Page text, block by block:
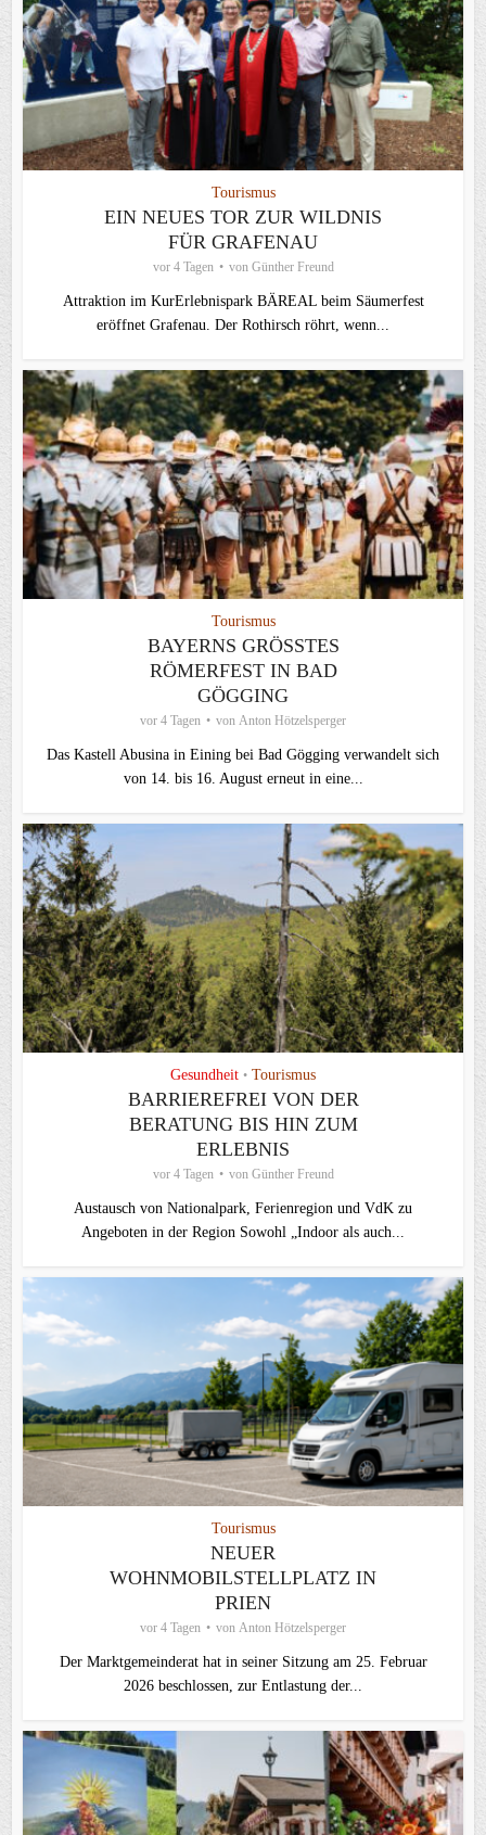
Tourismus
EIN NEUES TOR ZUR WILDNIS
FÜR GRAFENAU
vor 4 Tagen von Günther Freund
Attraktion im KurErlebnispark BÄREAL beim Säumerfest
eröffnet Grafenau. Der Rothirsch röhrt, wenn...
Tourismus
BAYERNS GRÖSSTES R
ÖMERFEST IN BAD G
ÖGGING
vor 4 Tagen von Anton Hötzelsperger
Das Kastell Abusina in Eining bei Bad Gögging verwandelt sich
von 14. bis 16. August erneut in eine...
Gesundheit • Tourismus
BARRIEREFREI VON DER
BERATUNG BIS HIN ZUM
ERLEBNIS
vor 4 Tagen von Günther Freund
Austausch von Nationalpark, Ferienregion und VdK zu
Angeboten in der Region Sowohl „Indoor als auch...
Tourismus
NEUER
WOHNMOBILSTELLPLATZ IN
PRIEN
vor 4 Tagen von Anton Hötzelsperger
Der Marktgemeinderat hat in seiner Sitzung am 25. Februar
2026 beschlossen, zur Entlastung der...